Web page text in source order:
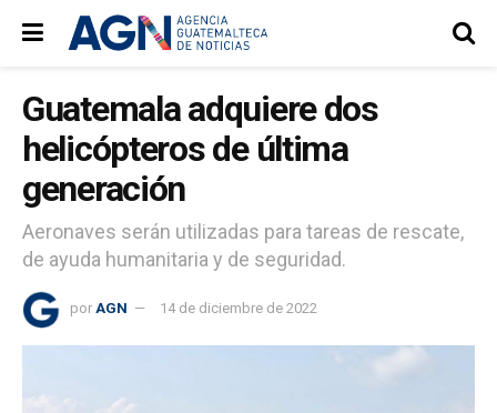
Guatemala adquiere dos
helicópteros de última
generación
Aeronaves serán utilizadas para tareas de rescate,
de ayuda humanitaria y de seguridad.
por AGN 14 de diciembre de 2022